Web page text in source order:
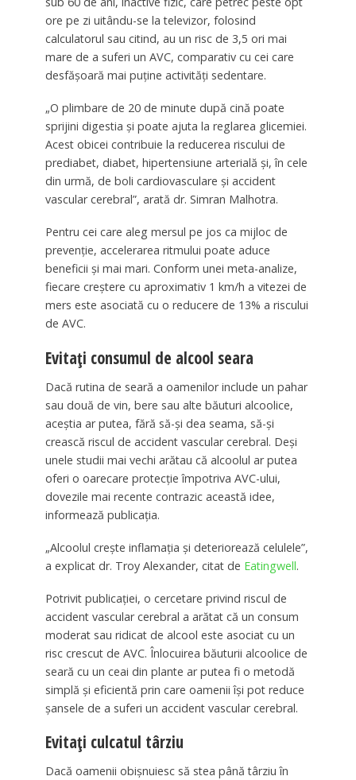
ore pe zi uitându-se la televizor, folosind
calculatorul sau citind, au un risc de 3,5 ori mai
mare de a suferi un AVC, comparativ cu cei care
desfășoară mai puține activități sedentare.
„O plimbare de 20 de minute după cină poate
sprijini digestia și poate ajuta la reglarea glicemiei.
Acest obicei contribuie la reducerea riscului de
prediabet, diabet, hipertensiune arterială și, în cele
din urmă, de boli cardiovasculare și accident
vascular cerebral”, arată dr. Simran Malhotra.
Pentru cei care aleg mersul pe jos ca mijloc de
prevenție, accelerarea ritmului poate aduce
beneficii și mai mari. Conform unei meta-analize,
fiecare creștere cu aproximativ 1 km/h a vitezei de
mers este asociată cu o reducere de 13% a riscului
de AVC.
Evitați consumul de alcool seara
Dacă rutina de seară a oamenilor include un pahar
sau două de vin, bere sau alte băuturi alcoolice,
aceștia ar putea, fără să-și dea seama, să-și
crească riscul de accident vascular cerebral. Deși
unele studii mai vechi arătau că alcoolul ar putea
oferi o oarecare protecție împotriva AVC-ului,
dovezile mai recente contrazic această idee,
informează publicația.
„Alcoolul crește inflamația și deteriorează celulele”,
a explicat dr. Troy Alexander, citat de Eatingwell.
Potrivit publicației, o cercetare privind riscul de
accident vascular cerebral a arătat că un consum
moderat sau ridicat de alcool este asociat cu un
risc crescut de AVC. Înlocuirea băuturii alcoolice de
seară cu un ceai din plante ar putea fi o metodă
simplă și eficientă prin care oamenii își pot reduce
șansele de a suferi un accident vascular cerebral.
Evitați culcatul târziu
Dacă oamenii obișnuiesc să stea până târziu în